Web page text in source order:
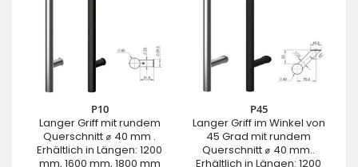
P10
Langer Griff mit rundem
Querschnitt ⌀ 40 mm .
Erhältlich in Längen: 1200
mm, 1600 mm, 1800 mm
P45
Langer Griff im Winkel von
45 Grad mit rundem
Querschnitt ⌀ 40 mm..
Erhältlich in Längen: 1200